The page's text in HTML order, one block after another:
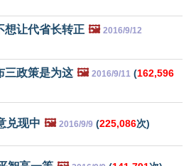
想让代省长转正 🖼️ 2016/9/12
三政策是为这 🖼️ 2016/9/11 (162,596
兑现中 🖼️ 2016/9/9 (225,086次)